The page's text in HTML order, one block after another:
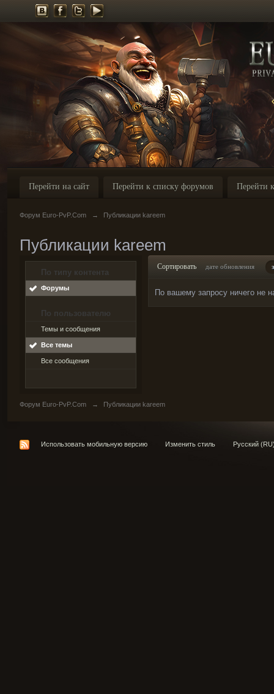
Перейти на сайт Перейти к списку форумов Перейти
Форум Euro-PvP.Com → Публикации kareem
Публикации kareem
По типу контента
Форумы
По пользователю
Темы и сообщения
Все темы
Все сообщения
Сортировать дате обновления
По вашему запросу ничего не
Форум Euro-PvP.Com → Публикации kareem
Использовать мобильную версию Изменить стиль Русский